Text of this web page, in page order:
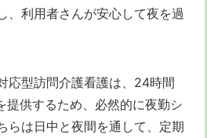
、利用者さんが安心して夜を過
応型訪問介護看護は、24時間
供するため、必然的に夜勤シ
らは日中と夜間を通して、定期